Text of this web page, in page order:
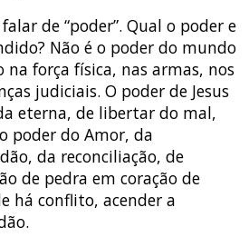
de “poder”. Qual o poder e
Não é o poder do mundo
força física, nas armas, nos
judiciais. O poder de Jesus
eterna, de libertar do mal,
poder do Amor, da
da reconciliação, de
de pedra em coração de
há conflito, acender a